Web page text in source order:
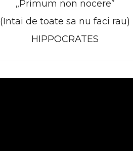
„Primum non nocere”
(Intai de toate sa nu faci rau)
HIPPOCRATES